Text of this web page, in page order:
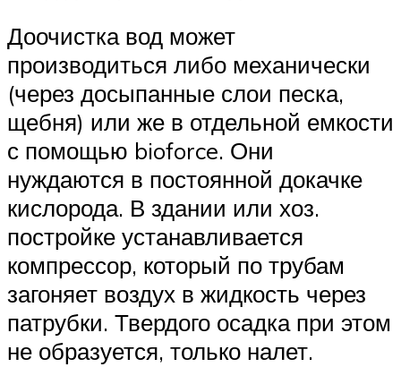
Доочистка вод может
производиться либо механически
(через досыпанные слои песка,
щебня) или же в отдельной емкости
с помощью bioforce. Они
нуждаются в постоянной докачке
кислорода. В здании или хоз.
постройке устанавливается
компрессор, который по трубам
загоняет воздух в жидкость через
патрубки. Твердого осадка при этом
не образуется, только налет.